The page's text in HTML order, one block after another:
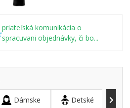
priateľská komunikácia o
spracuvani objednávky, či bo...
Dámske Detské